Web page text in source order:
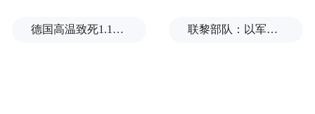
刚成立不到一个月。她说，OLED或许是自己
德国高温致死1.19万人，为2016年来最高纪录 联黎部队：以军单日向黎发射113枚炮弹